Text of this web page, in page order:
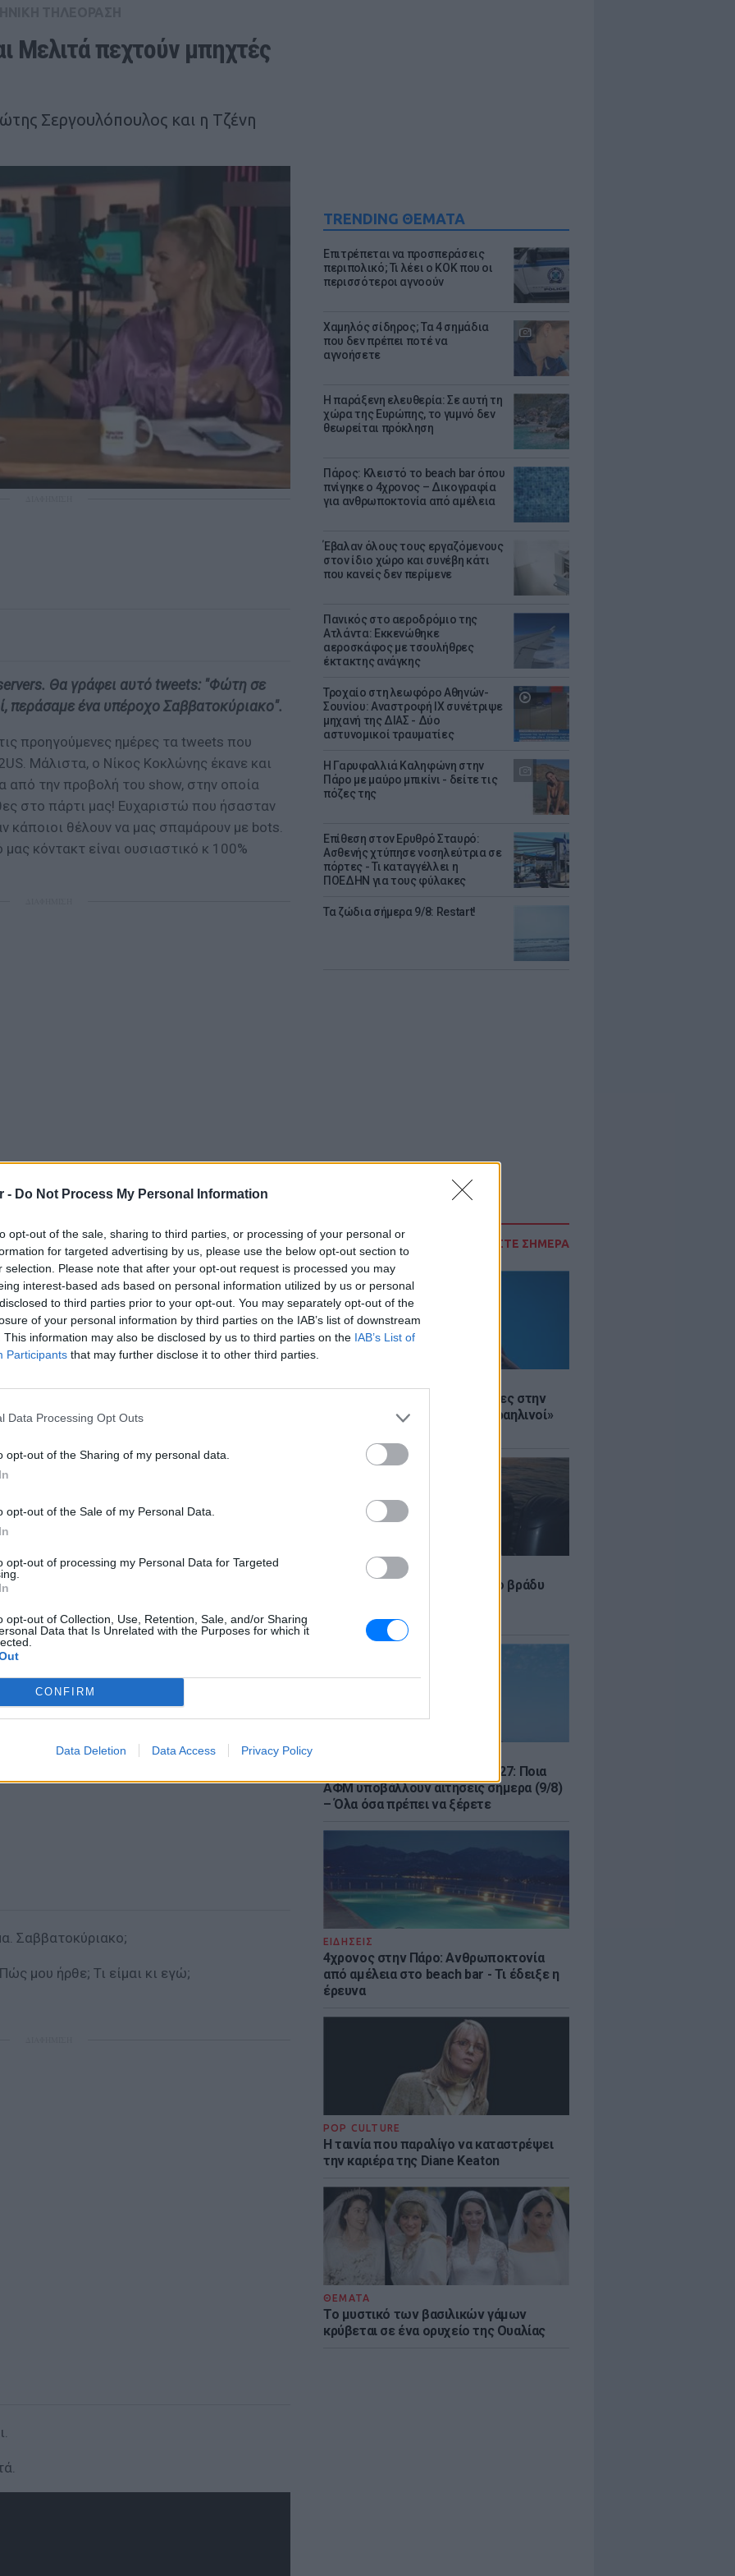
- Do Not Process My Personal Information
opt-out of the sale, sharing to third parties, or processing of your personal or
for targeted advertising by us, please use the below opt-out section to
selection. Please note that after your opt-out request is processed you may
interest-based ads based on personal information utilized by us or personal
to third parties prior to your opt-out. You may separately opt-out of the
of your personal information by third parties on the IAB’s list of downstream
This information may also be disclosed by us to third parties on the IAB’s List of
Participants that may further disclose it to other third parties.
Data Processing Opt Outs
opt-out of the Sharing of my personal data.
opt-out of the Sale of my Personal Data.
opt-out of processing my Personal Data for Targeted
opt-out of Collection, Use, Retention, Sale, and/or Sharing
Data that Is Unrelated with the Purposes for which it
CONFIRM
Data Deletion Data Access Privacy Policy
TRENDING ΘΕΜΑΤΑ
Επιτρέπεται να προσπεράσεις
περιπολικό; Τι λέει ο ΚΟΚ που οι
περισσότεροι αγνοούν
Χαμηλός σίδηρος; Τα 4 σημάδια
που δεν πρέπει ποτέ να
αγνοήσετε
Η παράξενη ελευθερία: Σε αυτή τη
χώρα της Ευρώπης, το γuμνό δεν
θεωρείται πρόκληση
Πάρος: Κλειστό το beach bar όπου
πνίγηκε ο 4χρονος – Δικογραφία
για ανθρωποκτονία από αμέλεια
Έβαλαν όλους τους εργαζόμενους
στον ίδιο χώρο και συνέβη κάτι
που κανείς δεν περίμενε
Πανικός στο αεροδρόμιο της
Ατλάντα: Εκκενώθηκε
αεροσκάφος με τσουλήθρες
έκτακτης ανάγκης
Τροχαίο στη λεωφόρο Αθηνών-
Σουνίου: Αναστροφή ΙΧ συνέτριψε
μηχανή της ΔΙΑΣ - Δύο
αστυνομικοί τραυματίες
Η Γαρυφαλλιά Καληφώνη στην
Πάρο με μαύρο μπικίνι - δείτε τις
πόζες της
Επίθεση στον Ερυθρό Σταυρό:
Ασθενής χτύπησε νοσηλεύτρια σε
πόρτες - Τι καταγγέλλει η
ΠΟΕΔΗΝ για τους φύλακες
Τα ζώδια σήμερα 9/8: Restart!
ΔΙΑΒΑΣΤΕ ΣΗΜΕΡΑ
Ισραηλινό ΥΠΕΞ προς τουρίστες στην
Ελλάδα: «Κρύψτε ότι είστε Ισραηλινοί»
LIFESTYLE
Ιωάννα Τούνη: «Έβγαλα όλο το βράδυ
αντιβιώσεις»
Τουρισμός για Όλους 2026-2027: Ποια
ΑΦΜ υποβάλλουν αιτήσεις σήμερα (9/8)
– Όλα όσα πρέπει να ξέρετε
ΕΙΔΗΣΕΙΣ
4χρονος στην Πάρο: Ανθρωποκτονία
από αμέλεια στο beach bar - Τι έδειξε η
έρευνα
POP CULTURE
Η ταινία που παραλίγο να καταστρέψει
την καριέρα της Diane Keaton
ΘΕΜΑΤΑ
Το μυστικό των βασιλικών γάμων
κρύβεται σε ένα ορυχείο της Ουαλίας
Μελιτά πεχτούν μπηχτές
Σεργουλόπουλος και η Τζένη
Θα γράφει αυτό tweets: "Φώτη σε
περάσαμε ένα υπέροχο Σαββατοκύριακο".
προηγούμενες ημέρες τα tweets που
Μάλιστα, ο Νίκος Κοκλώνης έκανε και
από την προβολή του show, στην οποία
στο πάρτι μας! Ευχαριστώ που ήσασταν
κάποιοι θέλουν να μας σπαμάρουν με bots.
κόντακτ είναι ουσιαστικό κ 100%
που έκαναν ο Φώτης Σεργουλόπουλος
της εκπομπής Πρωΐαν σε είδον, θα λέγαμε
με συγκεκριμένο αποδέκτη: το J2US.
και η Τζένη Μελιτά:
Twitter; Κάτι άλλο πρέπει να κάνουμε.
να επενδύσουμε στη διαφήμιση, να το
Μπορούμε να κόψουμε ένα μπάτζετ
tweets. Θα αγοράσουμε… μποτάκια,
σε αγαπάμε, είστε καταπληκτικοί,
Σαββατοκύριακο;
μου ήρθε; Τι είμαι κι εγώ;